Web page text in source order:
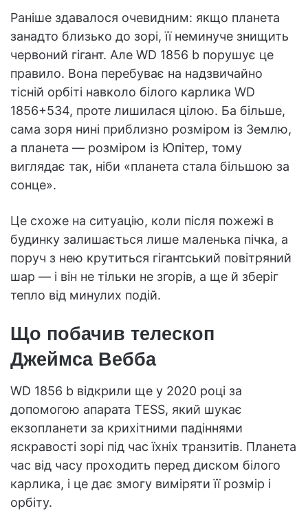
Раніше здавалося очевидним: якщо планета
занадто близько до зорі, її неминуче знищить
червоний гігант. Але WD 1856 b порушує це
правило. Вона перебуває на надзвичайно
тісній орбіті навколо білого карлика WD
1856+534, проте лишилася цілою. Ба більше,
сама зоря нині приблизно розміром із Землю,
а планета — розміром із Юпітер, тому
виглядає так, ніби «планета стала більшою за
сонце».
Це схоже на ситуацію, коли після пожежі в
будинку залишається лише маленька пічка, а
поруч з нею крутиться гігантський повітряний
шар — і він не тільки не згорів, а ще й зберіг
тепло від минулих подій.
Що побачив телескоп
Джеймса Вебба
WD 1856 b відкрили ще у 2020 році за
допомогою апарата TESS, який шукає
екзопланети за крихітними падіннями
яскравості зорі під час їхніх транзитів. Планета
час від часу проходить перед диском білого
карлика, і це дає змогу виміряти її розмір і
орбіту.